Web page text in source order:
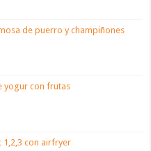
de puerro y champiñones
yogur con frutas
1,2,3 con airfryer